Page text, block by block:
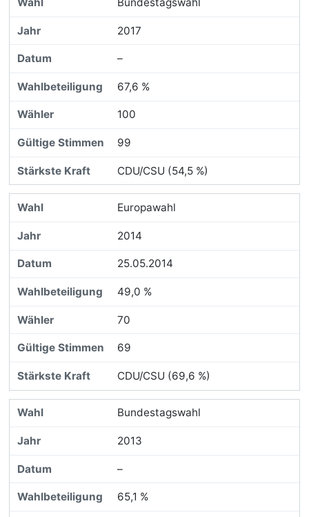
2017
–
67,6 %
100
99
CDU/CSU (54,5 %)
Europawahl
2014
25.05.2014
49,0 %
70
69
CDU/CSU (69,6 %)
Bundestagswahl
2013
–
65,1 %